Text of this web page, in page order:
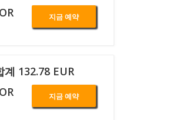
OR 지금 예약
계 132.78 EUR
OR 지금 예약